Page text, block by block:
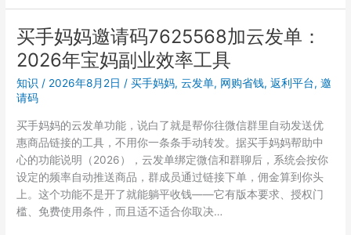
里
手
妈
妈
开
学
季
利
实
测：
填
邀
请
买手妈妈邀请码7625568加云发单：
2026年宝妈副业效率工具
知识 / 2026年8月2日 /买手妈妈,云发单, 网购省钱,返利平台,邀
请码
买手妈妈的云发单功能，说白了就是帮你往微信群里自动发送优
惠商品链接的工具，不用你一条条手动转发。据买手妈妈帮助中
心的功能说明（2026），云发单绑定微信和群聊后，系统会按你
设定的频率自动推送商品，群成员通过链接下单，佣金算到你头
上。这个功能不是开了就能躺平收钱——它有版本要求、授权门
槛、免费使用条件，而且适不适合你取决…